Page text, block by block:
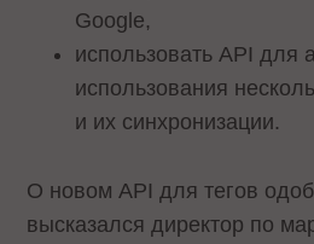
Google,
использовать API для
использования
и их синхронизации.
О новом API для тегов
высказался директор по